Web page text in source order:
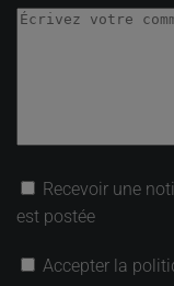
Recevoir une
est postée
Accepter la